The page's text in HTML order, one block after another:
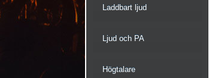
Laddbart ljud
Ljud och PA
Högtalare